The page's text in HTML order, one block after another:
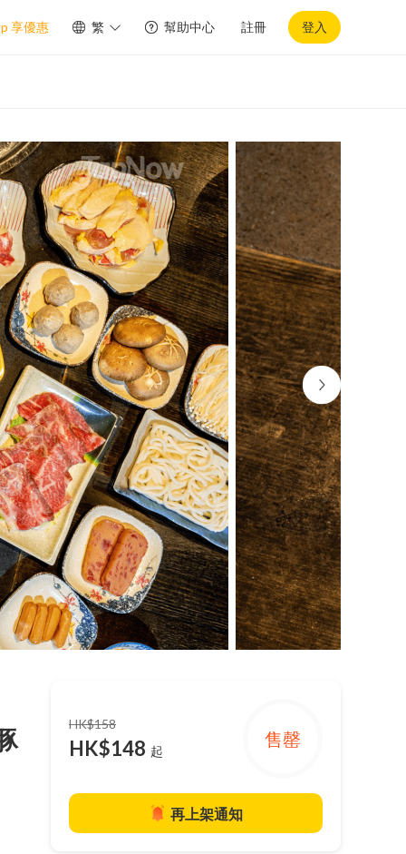
享優惠 繁 幫助中心 註冊 登入
HK$158
HK$148 起
售罄
再上架通知